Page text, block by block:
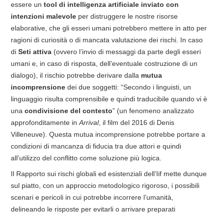
essere un tool di intelligenza artificiale inviato con
intenzioni malevole per distruggere le nostre risorse
elaborative, che gli esseri umani potrebbero mettere in atto per
ragioni di curiosità o di mancata valutazione dei rischi. In caso
di Seti attiva (ovvero l’invio di messaggi da parte degli esseri
umani e, in caso di risposta, dell’eventuale costruzione di un
dialogo), il rischio potrebbe derivare dalla mutua
incomprensione dei due soggetti: “Secondo i linguisti, un
linguaggio risulta comprensibile e quindi traducibile quando vi è
una condivisione del contesto” (un fenomeno analizzato
approfonditamente inArrival, il film del 2016 di Denis
Villeneuve). Questa mutua incomprensione potrebbe portare a
condizioni di mancanza di fiducia tra due attori e quindi
all’utilizzo del conflitto come soluzione più logica.
Il Rapporto sui rischi globali ed esistenziali dell’Iif mette dunque
sul piatto, con un approccio metodologico rigoroso, i possibili
scenari e pericoli in cui potrebbe incorrere l’umanità,
delineando le risposte per evitarli o arrivare preparati